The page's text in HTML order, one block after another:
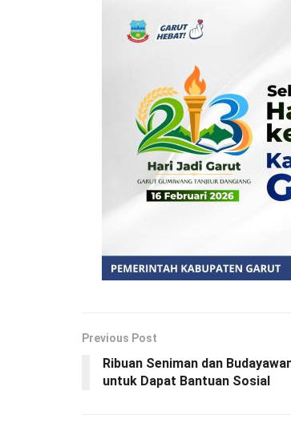
Previous Post
Ribuan Seniman dan
untuk Dapat Bantuan Sosial